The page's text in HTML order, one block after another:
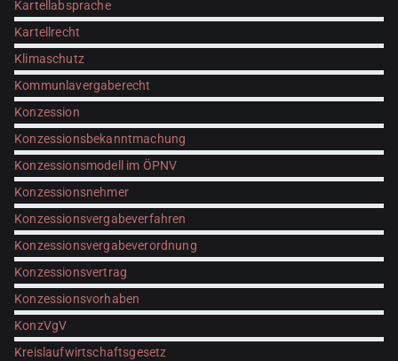
Kartellabsprache
Kartellrecht
Klimaschutz
Kommunlavergaberecht
Konzession
Konzessionsbekanntmachung
Konzessionsmodell im ÖPNV
Konzessionsnehmer
Konzessionsvergabeverfahren
Konzessionsvergabeverordnung
Konzessionsvertrag
Konzessionsvorhaben
KonzVgV
Kreislaufwirtschaftsgesetz